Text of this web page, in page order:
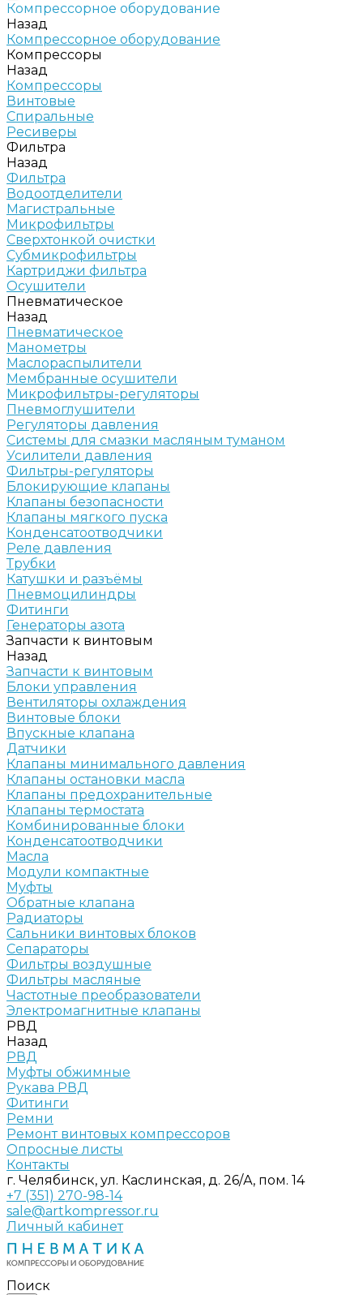
Компрессорное оборудование
Назад
Компрессорное оборудование
Компрессоры
Назад
Компрессоры
Винтовые
Спиральные
Ресиверы
Фильтра
Назад
Фильтра
Водоотделители
Магистральные
Микрофильтры
Сверхтонкой очистки
Субмикрофильтры
Картриджи фильтра
Осушители
Пневматическое
Назад
Пневматическое
Манометры
Маслораспылители
Мембранные осушители
Микрофильтры-регуляторы
Пневмоглушители
Регуляторы давления
Системы для смазки масляным туманом
Усилители давления
Фильтры-регуляторы
Блокирующие клапаны
Клапаны безопасности
Клапаны мягкого пуска
Конденсатоотводчики
Реле давления
Трубки
Катушки и разъёмы
Пневмоцилиндры
Фитинги
Генераторы азота
Запчасти к винтовым
Назад
Запчасти к винтовым
Блоки управления
Вентиляторы охлаждения
Винтовые блоки
Впускные клапана
Датчики
Клапаны минимального давления
Клапаны остановки масла
Клапаны предохранительные
Клапаны термостата
Комбинированные блоки
Конденсатоотводчики
Масла
Модули компактные
Муфты
Обратные клапана
Радиаторы
Сальники винтовых блоков
Сепараторы
Фильтры воздушные
Фильтры масляные
Частотные преобразователи
Электромагнитные клапаны
РВД
Назад
РВД
Муфты обжимные
Рукава РВД
Фитинги
Ремни
Ремонт винтовых компрессоров
Опросные листы
Контакты
г. Челябинск, ул. Каслинская, д. 26/А, пом. 14
+7 (351) 270-98-14
sale@artkompressor.ru
Личный кабинет
Поиск